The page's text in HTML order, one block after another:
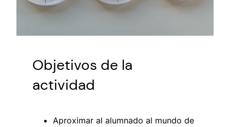
Objetivos de la
actividad
Aproximar al alumnado al mundo de